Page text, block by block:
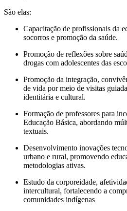
São elas:
Capacitação de profissionais da
socorros e promoção da saúde.
Promoção de reflexões sobre
drogas com adolescentes das
Promoção da integração,
de vida por meio de visitas
identitária e cultural.
Formação de professores para
Educação Básica, abordando
textuais.
Desenvolvimento inovações
urbano e rural, promovendo
metodologias ativas.
Estudo da corporeidade,
intercultural, fortalecendo a
comunidades indígenas